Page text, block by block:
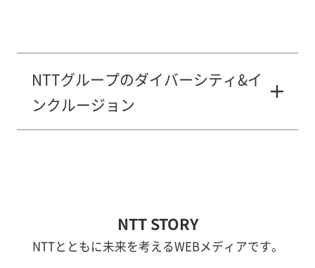
NTTグループのダイバーシティ&イ
ンクルージョン
NTT STORY
NTTとともに未来を考えるWEBメディアです。